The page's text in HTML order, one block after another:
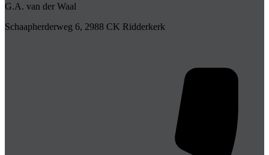
G.A. van der Waal
Schaapherderweg 6, 2988 CK Ridderkerk